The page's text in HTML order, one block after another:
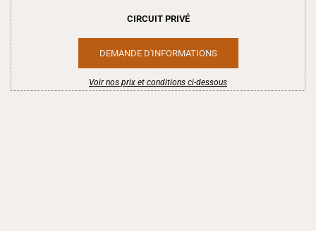
CIRCUIT PRIVÉ
DEMANDE D'INFORMATIONS
Voir nos prix et conditions ci-dessous